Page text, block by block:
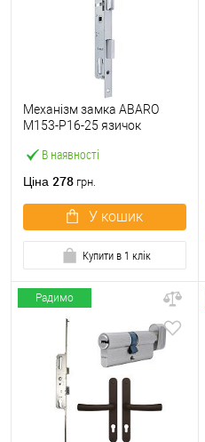
В наявності
Механізм замка ABARO
M153-P16-25 язичок
нікель
Ціна 278 грн.
У кошик
Купити в 1 клік
Радимо